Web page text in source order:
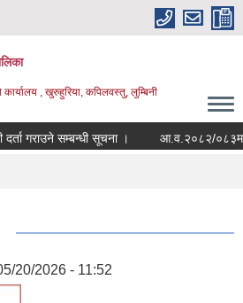
कार्यालय , खुरुहुरिया, कपिलवस्तु, लुम्बिनी
गराउने सम्बन्धी सूचना । आ.व.२०८२/०८३मा
20/2026 - 11:52